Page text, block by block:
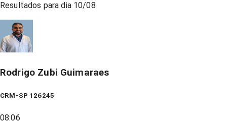
Resultados para dia 10/08
Rodrigo Zubi Guimaraes
CRM-SP 126245
08:06